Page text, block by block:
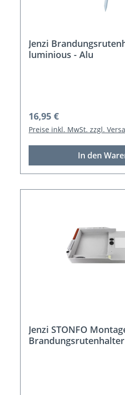
Jenzi
luminious - Alu
Regulärer Preis:
16,95 €
Preise inkl. MwSt. zzgl.
In den
Jenzi STONFO
Brandungsrutenhalter